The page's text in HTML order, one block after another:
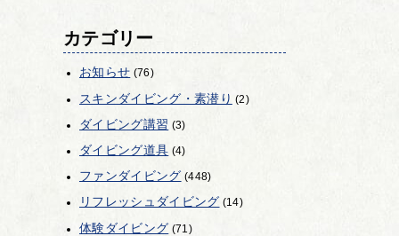
カテゴリー
お知らせ (76)
スキンダイビング・素潜り (2)
ダイビング講習 (3)
ダイビング道具 (4)
ファンダイビング (448)
リフレッシュダイビング (14)
体験ダイビング (71)